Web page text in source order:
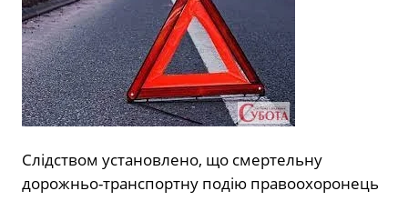
Слідством установлено, що смертельну
дорожньо-транспортну подію правоохоронець